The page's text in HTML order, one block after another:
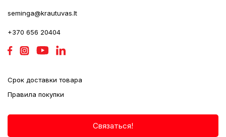
seminga@krautuvas.lt
+370 656 20404
Срок доставки товара
Правила покупки
Связаться!